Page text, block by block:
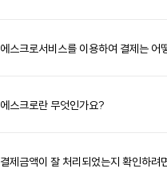
에스크로서비스를 이용하여 결제는 어
에스크로란 무엇인가요?
결제금액이 잘 처리되었는지 확인하려